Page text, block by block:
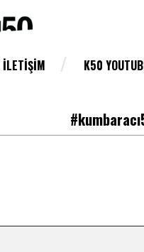
İLETIŞIM K50